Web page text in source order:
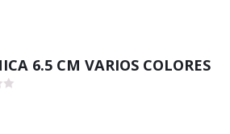
6.5 CM VARIOS COLORES